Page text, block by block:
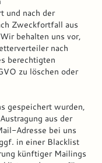
und nach der
Zweckfortfall aus
behalten uns vor,
nach
berechtigten
zu löschen oder
gespeichert wurden,
aus der
Adresse bei uns
in einer Blacklist
künftiger Mailings